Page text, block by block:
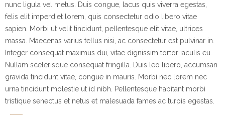
nunc ligula vel metus. Duis congue, lacus quis viverra egestas,
felis elit imperdiet lorem, quis consectetur odio libero vitae
sapien. Morbi ut velit tincidunt, pellentesque elit vitae, ultrices
massa. Maecenas varius tellus nisi, ac consectetur est pulvinar in.
Integer consequat maximus dui, vitae dignissim tortor iaculis eu.
Nullam scelerisque consequat fringilla. Duis leo libero, accumsan
gravida tincidunt vitae, congue in mauris. Morbi nec lorem nec
urna tincidunt molestie ut id nibh. Pellentesque habitant morbi
tristique senectus et netus et malesuada fames ac turpis egestas.